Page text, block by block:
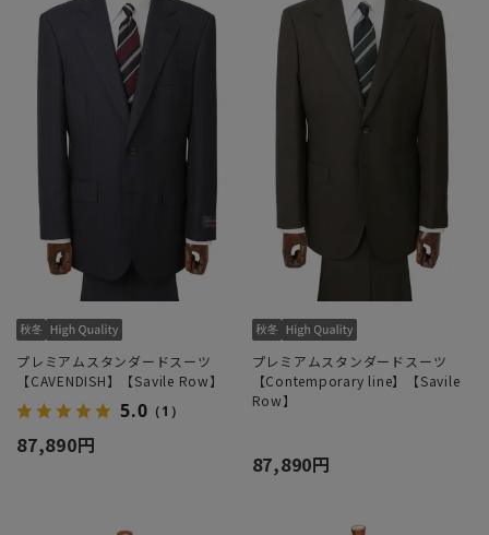
プレミアムスタンダードスーツ
【CAVENDISH】【Savile Row】
5.0 （1）
87,890円
プレミアムスタンダードスーツ
【Contemporary line】【Savile
Row】
87,890円